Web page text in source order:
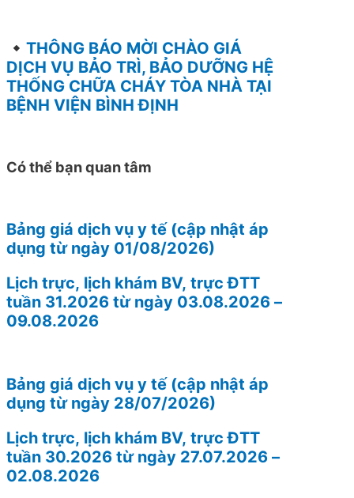
THÔNG BÁO MỜI CHÀO GIÁ
DỊCH VỤ BẢO TRÌ, BẢO DƯỠNG HỆ
THỐNG CHỮA CHÁY TÒA NHÀ TẠI
BỆNH VIỆN BÌNH ĐỊNH
Có thể bạn quan tâm
Bảng giá dịch vụ y tế (cập nhật áp
dụng từ ngày 01/08/2026)
Lịch trực, lịch khám BV, trực ĐTT
tuần 31.2026 từ ngày 03.08.2026 –
09.08.2026
Bảng giá dịch vụ y tế (cập nhật áp
dụng từ ngày 28/07/2026)
Lịch trực, lịch khám BV, trực ĐTT
tuần 30.2026 từ ngày 27.07.2026 –
02.08.2026